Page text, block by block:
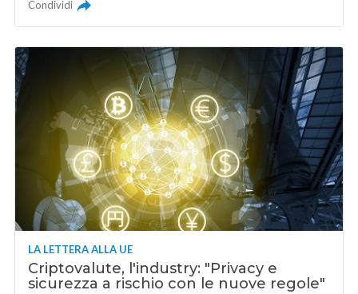
Condividi
LA LETTERA ALLA UE
Criptovalute, l'industry: "Privacy e
sicurezza a rischio con le nuove regole"